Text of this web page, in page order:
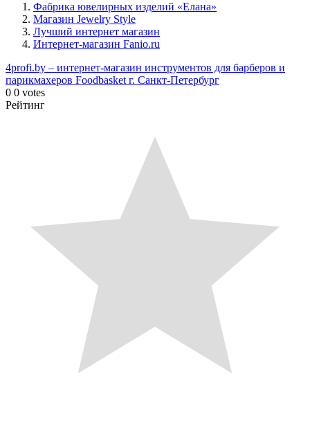
Фабрика ювелирных изделий «Елана»
Магазин Jewelry Style
Лучший интернет магазин
Интернет-магазин Fanio.ru
4profi.by – интернет-магазин инструментов для барберов и
парикмахеров Foodbasket г. Санкт-Петербург
0 0 votes
Рейтинг